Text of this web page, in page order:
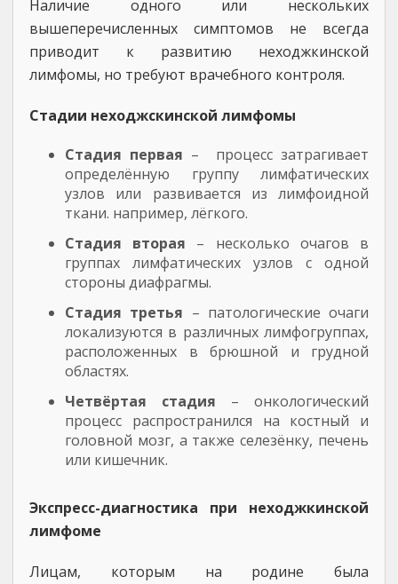
Наличие одного или нескольких
вышеперечисленных симптомов не всегда
приводит к развитию неходжкинской
лимфомы, но требуют врачебного контроля.
Стадии неходжскинской лимфомы
Стадия первая – процесс затрагивает
определённую группу лимфатических
узлов или развивается из лимфоидной
ткани. например, лёгкого.
Стадия вторая – несколько очагов в
группах лимфатических узлов с одной
стороны диафрагмы.
Стадия третья – патологические очаги
локализуются в различных лимфогруппах,
расположенных в брюшной и грудной
областях.
Четвёртая стадия – онкологический
процесс распространился на костный и
головной мозг, а также селезёнку, печень
или кишечник.
Экспресс-диагностика при неходжкинской
лимфоме
Лицам, которым на родине была